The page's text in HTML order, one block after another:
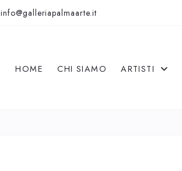
info@galleriapalmaarte.it
HOME CHI SIAMO ARTISTI